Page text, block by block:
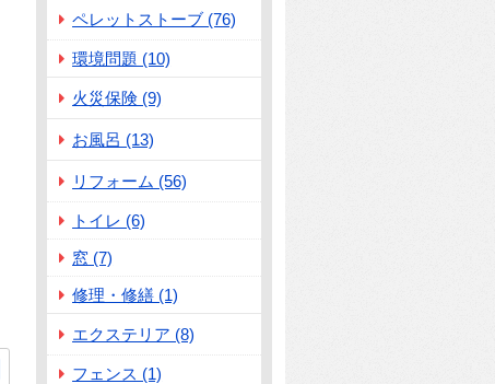
ペレットストーブ (76)
環境問題 (10)
火災保険 (9)
お風呂 (13)
リフォーム (56)
トイレ (6)
窓 (7)
修理・修繕 (1)
エクステリア (8)
フェンス (1)